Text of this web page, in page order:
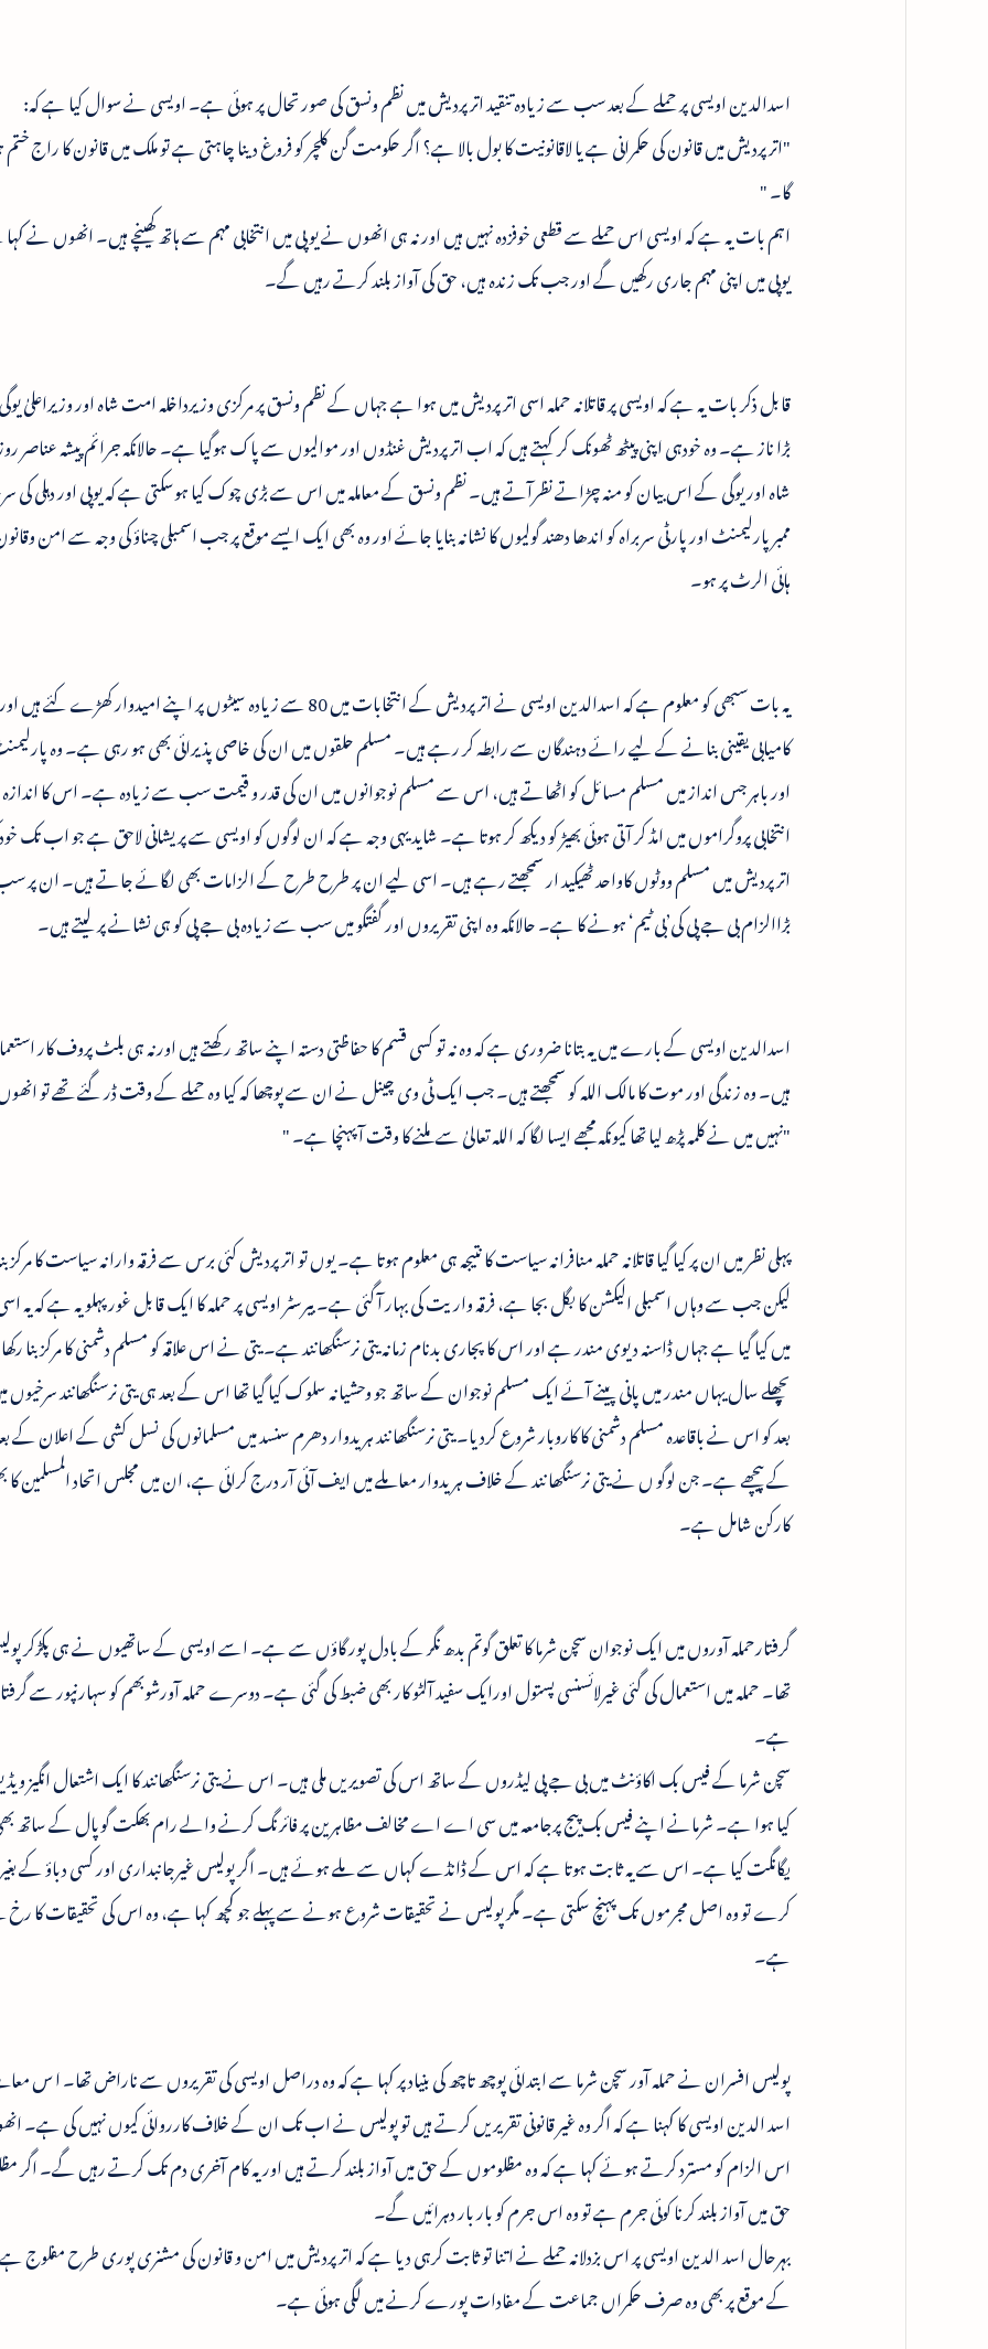
اسدالدین اویسی پر حملے کے بعد سب سے زیادہ تنقید اترپردیش میں نظم ونسق کی صورتحال پر ہوئی ہے۔ اویسی نے سوال کیا ہے کہ:
"اترپردیش میں قانون کی حکمرانی ہے یا لاقانونیت کا بول بالا ہے؟ اگر حکومت گن کلچر کو فروغ دینا چاہتی ہے تو ملک میں قانون کا راج
گا۔ "
اہم بات یہ ہے کہ اویسی اس حملے سے قطعی خوفزدہ نہیں ہیں اور نہ ہی انھوں نے یو پی میں انتخابی مہم سے ہاتھ کھینچے ہیں۔ انھوں نے
یوپی میں اپنی مہم جاری رکھیں گے اور جب تک زندہ ہیں، حق کی آواز بلند کرتے رہیں گے۔
قابل ذکر بات یہ ہے کہ اویسی پر قاتلانہ حملہ اسی اترپردیش میں ہوا ہے جہاں کے نظم ونسق پر مرکزی وزیرداخلہ امت شاہ اور وزیراعلیٰ یوگی
بڑا ناز ہے۔ وہ خودہی اپنی پیٹھ ٹھونک کر کہتے ہیں کہ اب اترپردیش غنڈوں اور موالیوں سے پاک ہوگیا ہے۔ حالانکہ جرائم پیشہ
شاہ اور یوگی کے اس بیان کو منہ چڑاتے نظرآتے ہیں۔ نظم ونسق کے معاملہ میں اس سے بڑی چوک کیا ہوسکتی ہے کہ یوپی اور دہلی کی
ممبرپارلیمنٹ اور پارٹی سربراہ کو اندھا دھند گولیوں کا نشانہ بنایا جائے اور وہ بھی ایک ایسے موقع پر جب اسمبلی چناؤ کی وجہ سے امن
ہائی الرٹ پر ہو۔
یہ بات سبھی کو معلوم ہے کہ اسدالدین اویسی نے اترپردیش کے انتخابات میں 80 سے زیادہ سیٹوں پر اپنے امیدوار
کامیابی یقینی بنانے کے لیے رائے دہندگان سے رابطہ کر رہے ہیں۔ مسلم حلقوں میں ان کی خاصی پذیرائی بھی ہو رہی ہے۔ وہ
اور باہر جس انداز میں مسلم مسائل کو اٹھاتے ہیں، اس سے مسلم نوجوانوں میں ان کی قدر و قیمت سب سے زیادہ ہے۔ اس کا
انتخابی پروگراموں میں امڈ کر آتی ہوئی بھیڑ کو دیکھ کر ہوتا ہے۔ شاید یہی وجہ ہے کہ ان لوگوں کو اویسی سے پریشانی لاحق ہے جو اب تک
اترپردیش میں مسلم ووٹوں کاواحد ٹھیکید ار سمجھتے رہے ہیں۔ اسی لیے ان پر طرح طرح کے الزامات بھی لگائے جاتے ہیں۔ ان
بڑاالزام بی جے پی کی’بی ٹیم‘ ہونے کا ہے۔ حالانکہ وہ اپنی تقریروں اور گفتگو میں سب سے زیادہ بی جے پی کو ہی نشانے پر لیتے ہیں۔
اسدالدین اویسی کے بارے میں یہ بتانا ضروری ہے کہ وہ نہ تو کسی قسم کا حفاظتی دستہ اپنے ساتھ رکھتے ہیں اورنہ ہی بلٹ پروف کار
ہیں۔ وہ زندگی اور موت کا مالک اللہ کو سمجھتے ہیں۔ جب ایک ٹی وی چینل نے ان سے پوچھا کہ کیا وہ حملے کے وقت ڈر گئے تھے تو
"نہیں میں نے کلمہ پڑھ لیا تھا کیونکہ مجھے ایسا لگا کہ اللہ تعالیٰ سے ملنے کا وقت آ پہنچا ہے۔ "
پہلی نظر میں ان پر کیا گیا قاتلانہ حملہ منافرانہ سیاست کا نتیجہ ہی معلوم ہوتا ہے۔ یوں تو اترپردیش کئی برس سے فرقہ وارانہ سیاست کا مرکز
لیکن جب سے وہاں اسمبلی الیکشن کا بگل بجا ہے، فرقہ واریت کی بہار آ گئی ہے۔ بیرسٹر اویسی پر حملہ کا ایک قابل غور پہلو یہ ہے کہ یہ
میں کیا گیا ہے جہاں ڈاسنہ دیوی مندر ہے اور اس کا پجاری بدنام زمانہ یتی نرسنگھانند ہے۔ یتی نے اس علاقہ کو مسلم دشمنی کا مرکز بنا
پچھلے سال یہاں مندر میں پانی پینے آئے ایک مسلم نوجوان کے ساتھ جو وحشیانہ سلوک کیا گیا تھا اس کے بعد ہی یتی نرسنگھانند سرخیوں
بعد کو اس نے باقاعدہ مسلم دشمنی کا کاروبار شروع کردیا۔ یتی نرسنگھا نند ہریدوار دھرم سنسد میں مسلمانوں کی نسل کشی کے اعلان کے
کے پیچھے ہے۔ جن لوگو ں نے یتی نرسنگھا نند کے خلاف ہریدوار معاملے میں ایف آئی آر درج کرائی ہے، ان میں مجلس اتحاد المسلمین
کارکن شامل ہے۔
گرفتارحملہ آوروں میں ایک نوجوان سچن شرما کا تعلق گوتم بدھ نگر کے بادل پور گاؤں سے ہے۔ اسے اویسی کے ساتھیوں نے ہی پکڑکر
تھا۔ حملہ میں استعمال کی گئی غیرلائسنسی پستول اورایک سفید آلٹو کار بھی ضبط کی گئی ہے۔ دوسرے حملہ آورشوبھم کو سہارنپور سے
ہے۔
سچن شرما کے فیس بک اکاؤنٹ میں بی جے پی لیڈروں کے ساتھ اس کی تصویریں ملی ہیں۔ اس نے یتی نرسنگھانند کا ایک اشتعال انگیز
کیا ہوا ہے۔ شرمانے اپنے فیس بک پیج پرجامعہ میں سی اے اے مخالف مظاہرین پر فائرنگ کرنے والے رام بھکت گوپال کے ساتھ
یگانگت کیا ہے۔ اس سے یہ ثابت ہوتا ہے کہ اس کے ڈانڈے کہاں سے ملے ہوئے ہیں۔ اگر پولیس غیرجانبداری اور کسی دباؤ کے
کرے تو وہ اصل مجرموں تک پہنچ سکتی ہے۔ مگر پولیس نے تحقیقات شروع ہونے سے پہلے جو کچھ کہا ہے، وہ اس کی تحقیقات کا رخ
ہے۔
پولیس افسران نے حملہ آور سچن شرما سے ابتدائی پوچھ تاچھ کی بنیاد پر کہا ہے کہ وہ دراصل اویسی کی تقریروں سے ناراض تھا۔ ا س
اسد الدین اویسی کا کہنا ہے کہ اگر وہ غیر قانونی تقریر یں کرتے ہیں تو پولیس نے اب تک ان کے خلاف کارروائی کیوں نہیں کی ہے۔
اس الزام کو مسترد کرتے ہوئے کہا ہے کہ وہ مظلوموں کے حق میں آواز بلند کرتے ہیں اور یہ کام آخری دم تک کرتے رہیں گے۔ اگر
حق میں آواز بلند کرنا کوئی جرم ہے تو وہ اس جرم کو بار بار دہرائیں گے۔
بہرحال اسد الدین اویسی پر اس بزدلانہ حملے نے اتنا تو ثابت کرہی دیا ہے کہ اترپردیش میں امن و قانون کی مشنری پوری طرح مفلوج
کے موقع پر بھی وہ صرف حکمراں جماعت کے مفادات پورے کرنے میں لگی ہوئی ہے۔